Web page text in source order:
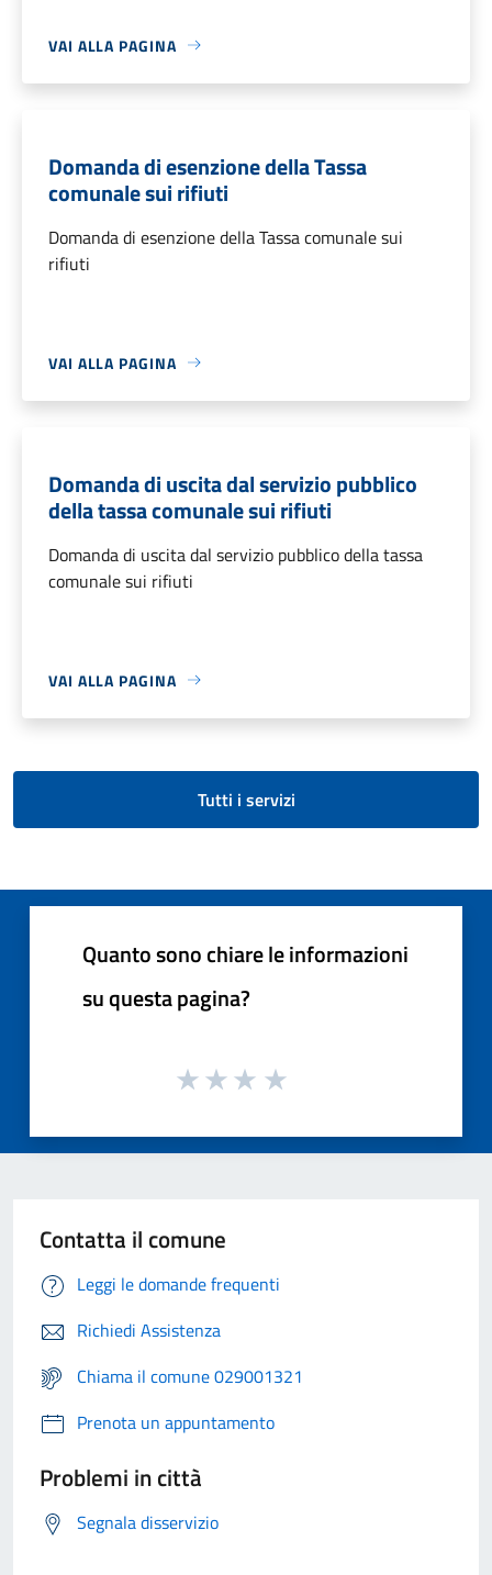
VAI ALLA PAGINA
Domanda di esenzione della Tassa
comunale sui rifiuti
Domanda di esenzione della Tassa comunale sui
rifiuti
VAI ALLA PAGINA
Domanda di uscita dal servizio pubblico
della tassa comunale sui rifiuti
Domanda di uscita dal servizio pubblico della tassa
comunale sui rifiuti
VAI ALLA PAGINA
Tutti i servizi
Quanto sono chiare le informazioni
su questa pagina?
Contatta il comune
Leggi le domande frequenti
Richiedi Assistenza
Chiama il comune 029001321
Prenota un appuntamento
Problemi in città
Segnala disservizio